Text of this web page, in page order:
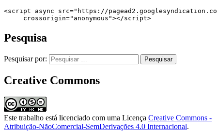
<script async src="https://
     crossorigin="anonymous"></script>
Pesquisa
Pesquisar por:
Creative Commons
Este trabalho está licenciado com uma Licença Creative Commons -
Atribuição-NãoComercial-SemDerivações 4.0 Internacional.